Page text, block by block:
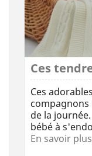
Ces
Ces
de la
bébé à
En savoir plus